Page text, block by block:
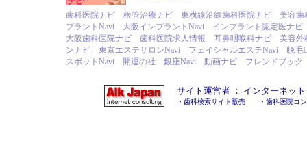
歯科医院ナビ 根管治療ナビ 東横線沿線歯科医院ナビ
美容歯
プラントNavi
大阪インプラントNavi
インプラント認定医ナビ
大阪歯科医院ナビ
歯科医院求人情報 耳鼻咽喉科ナビ
美容外
ンナビ
東京エステサロンNavi フェイシャルエステNavi
脱毛
スポットNavi
開運の社 銀座Navi 動画ナビ フレンドブック
サイト運営者 ： インターネッ
・ 歯科検索サイト販売 ・ 歯科医院コ